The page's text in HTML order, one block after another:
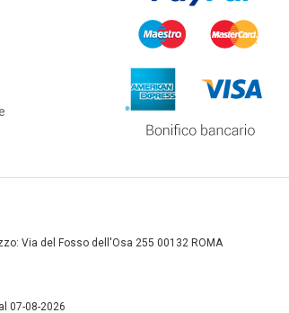
Via del Fosso dell'Osa 255 00132 ROMA
07-08-2026